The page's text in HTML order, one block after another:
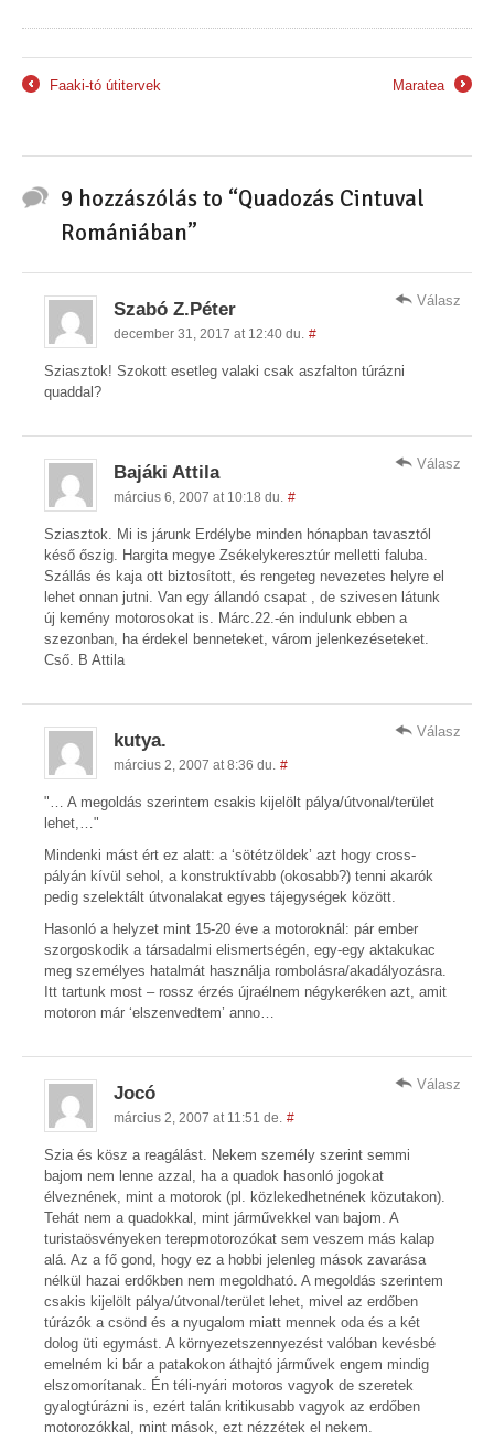
Faaki-tó útitervek
Maratea
9 hozzászólás to “Quadozás Cintuval
Romániában”
Szabó Z.Péter
december 31, 2017 at 12:40 du. #
Sziasztok! Szokott esetleg valaki csak aszfalton túrázni
quaddal?
Válasz
Bajáki Attila
március 6, 2007 at 10:18 du. #
Sziasztok. Mi is járunk Erdélybe minden hónapban tavasztól
késő őszig. Hargita megye Zsékelykeresztúr melletti faluba.
Szállás és kaja ott biztosított, és rengeteg nevezetes helyre el
lehet onnan jutni. Van egy állandó csapat , de szivesen látunk
új kemény motorosokat is. Márc.22.-én indulunk ebben a
szezonban, ha érdekel benneteket, várom jelenkezéseteket.
Cső. B Attila
Válasz
kutya.
március 2, 2007 at 8:36 du. #
"… A megoldás szerintem csakis kijelölt pálya/útvonal/terület
lehet,…"
Mindenki mást ért ez alatt: a ‘sötétzöldek’ azt hogy cross-
pályán kívül sehol, a konstruktívabb (okosabb?) tenni akarók
pedig szelektált útvonalakat egyes tájegységek között.
Hasonló a helyzet mint 15-20 éve a motoroknál: pár ember
szorgoskodik a társadalmi elismertségén, egy-egy aktakukac
meg személyes hatalmát használja rombolásra/akadályozásra.
Itt tartunk most – rossz érzés újraélnem négykeréken azt, amit
motoron már ‘elszenvedtem’ anno…
Válasz
Jocó
március 2, 2007 at 11:51 de. #
Szia és kösz a reagálást. Nekem személy szerint semmi
bajom nem lenne azzal, ha a quadok hasonló jogokat
élveznének, mint a motorok (pl. közlekedhetnének közutakon).
Tehát nem a quadokkal, mint járművekkel van bajom. A
turistaösvényeken terepmotorozókat sem veszem más kalap
alá. Az a fő gond, hogy ez a hobbi jelenleg mások zavarása
nélkül hazai erdőkben nem megoldható. A megoldás szerintem
csakis kijelölt pálya/útvonal/terület lehet, mivel az erdőben
túrázók a csönd és a nyugalom miatt mennek oda és a két
dolog üti egymást. A környezetszennyezést valóban kevésbé
emelném ki bár a patakokon áthajtó járművek engem mindig
elszomorítanak. Én téli-nyári motoros vagyok de szeretek
gyalogtúrázni is, ezért talán kritikusabb vagyok az erdőben
motorozókkal, mint mások, ezt nézzétek el nekem.
Válasz